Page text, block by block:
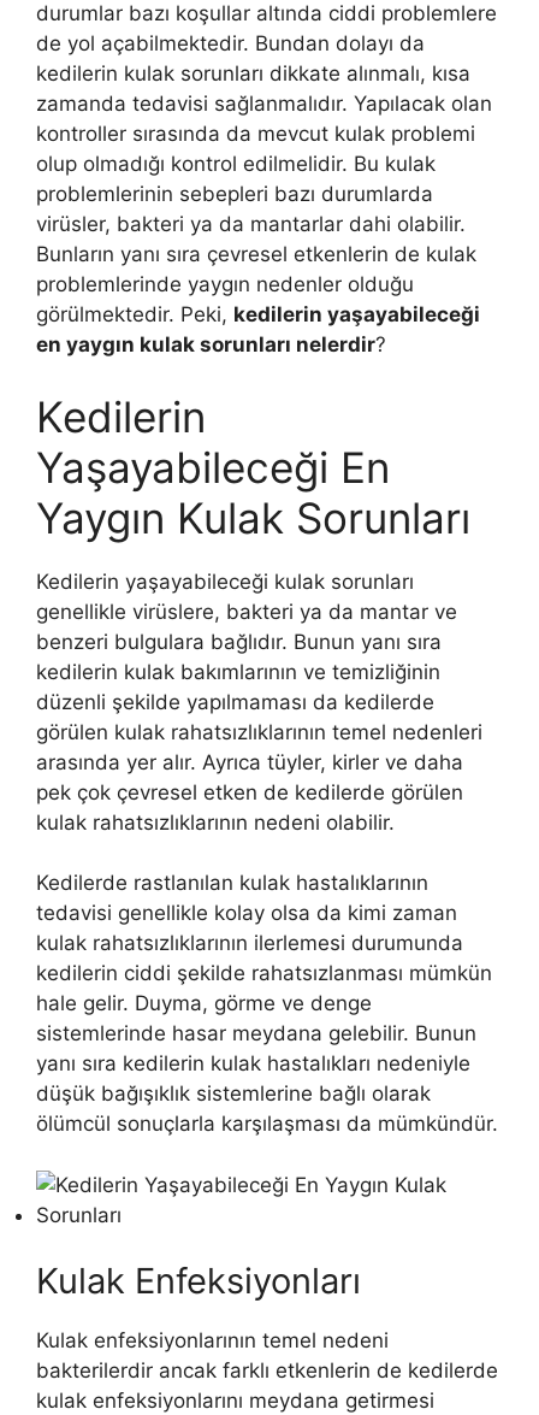
durumlar bazı koşullar altında ciddi problemlere
de yol açabilmektedir. Bundan dolayı da
kedilerin kulak sorunları dikkate alınmalı, kısa
zamanda tedavisi sağlanmalıdır. Yapılacak olan
kontroller sırasında da mevcut kulak problemi
olup olmadığı kontrol edilmelidir. Bu kulak
problemlerinin sebepleri bazı durumlarda
virüsler, bakteri ya da mantarlar dahi olabilir.
Bunların yanı sıra çevresel etkenlerin de kulak
problemlerinde yaygın nedenler olduğu
görülmektedir. Peki, kedilerin yaşayabileceği
en yaygın kulak sorunları nelerdir?
Kedilerin
Yaşayabileceği En
Yaygın Kulak Sorunları
Kedilerin yaşayabileceği kulak sorunları
genellikle virüslere, bakteri ya da mantar ve
benzeri bulgulara bağlıdır. Bunun yanı sıra
kedilerin kulak bakımlarının ve temizliğinin
düzenli şekilde yapılmaması da kedilerde
görülen kulak rahatsızlıklarının temel nedenleri
arasında yer alır. Ayrıca tüyler, kirler ve daha
pek çok çevresel etken de kedilerde görülen
kulak rahatsızlıklarının nedeni olabilir.
Kedilerde rastlanılan kulak hastalıklarının
tedavisi genellikle kolay olsa da kimi zaman
kulak rahatsızlıklarının ilerlemesi durumunda
kedilerin ciddi şekilde rahatsızlanması mümkün
hale gelir. Duyma, görme ve denge
sistemlerinde hasar meydana gelebilir. Bunun
yanı sıra kedilerin kulak hastalıkları nedeniyle
düşük bağışıklık sistemlerine bağlı olarak
ölümcül sonuçlarla karşılaşması da mümkündür.
Kulak Enfeksiyonları
Kulak enfeksiyonlarının temel nedeni
bakterilerdir ancak farklı etkenlerin de kedilerde
kulak enfeksiyonlarını meydana getirmesi